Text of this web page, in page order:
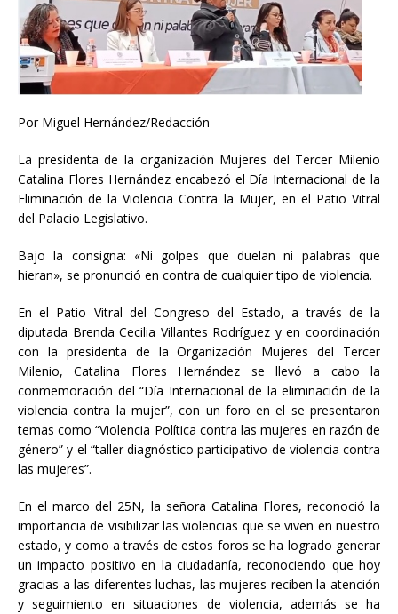
Por Miguel Hernández/Redacción
La presidenta de la organización Mujeres del Tercer Milenio
Catalina Flores Hernández encabezó el Día Internacional de la
Eliminación de la Violencia Contra la Mujer, en el Patio Vitral
del Palacio Legislativo.
Bajo la consigna: «Ni golpes que duelan ni palabras que
hieran», se pronunció en contra de cualquier tipo de violencia.
En el Patio Vitral del Congreso del Estado, a través de la
diputada Brenda Cecilia Villantes Rodríguez y en coordinación
con la presidenta de la Organización Mujeres del Tercer
Milenio, Catalina Flores Hernández se llevó a cabo la
conmemoración del “Día Internacional de la eliminación de la
violencia contra la mujer”, con un foro en el se presentaron
temas como “Violencia Política contra las mujeres en razón de
género” y el “taller diagnóstico participativo de violencia contra
las mujeres”.
En el marco del 25N, la señora Catalina Flores, reconoció la
importancia de visibilizar las violencias que se viven en nuestro
estado, y como a través de estos foros se ha logrado generar
un impacto positivo en la ciudadanía, reconociendo que hoy
gracias a las diferentes luchas, las mujeres reciben la atención
y seguimiento en situaciones de violencia, además se ha